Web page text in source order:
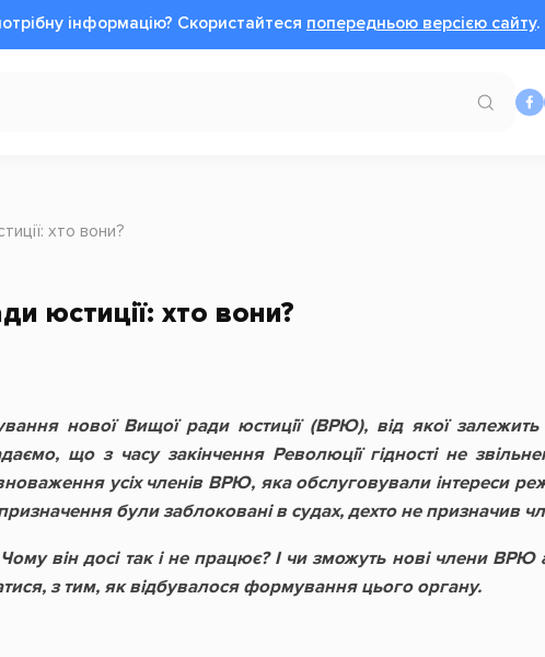
інформацію? Cкористайтеся попередньою версією сайту.
хто вони?
юстиції: хто вони?
нової Вищої ради юстиції (ВРЮ), від якої залежить
що з часу закінчення Революції гідності не
усіх членів ВРЮ, яка обслуговували інтереси
були заблоковані в судах, дехто не призначив
він досі так і не працює? І чи зможуть нові члени ВРЮ
з тим, як відбувалося формування цього органу.